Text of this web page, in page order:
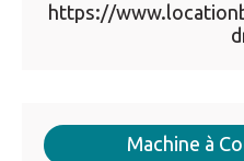
https://
Machine à